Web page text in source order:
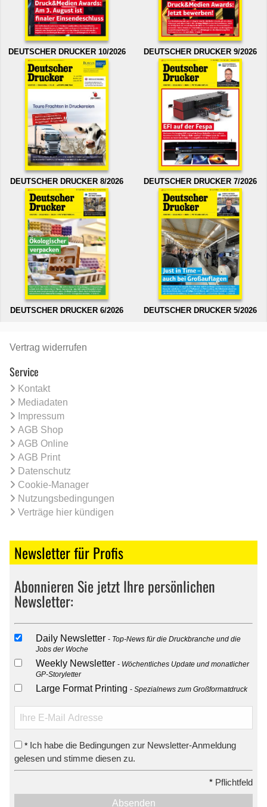
DEUTSCHER DRUCKER 10/2026 DEUTSCHER DRUCKER 9/2026
DEUTSCHER DRUCKER 8/2026 DEUTSCHER DRUCKER 7/2026
DEUTSCHER DRUCKER 6/2026 DEUTSCHER DRUCKER 5/2026
Vertrag widerrufen
Service
Kontakt
Mediadaten
Impressum
AGB Shop
AGB Online
AGB Print
Datenschutz
Cookie-Manager
Nutzungsbedingungen
Verträge hier kündigen
Newsletter für Profis
Abonnieren Sie jetzt Ihre persönlichen
Newsletter:
Daily Newsletter
Top-News für die Druckbranche und die
Jobs der Woche
Weekly Newsletter
Wöchentliches Update und monatlicher
GP-Storyletter
Large Format Printing Spezialnews zum Großformatdruck
* Ich habe die Bedingungen zur Newsletter-Anmeldung
gelesen und stimme diesen zu.
* Pflichtfeld
Absenden